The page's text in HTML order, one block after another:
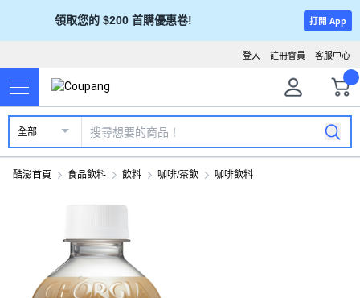
領取您的 $200 首購優惠卷! 打開 App
客服中心
註冊會員
登入
全部
酷澎首頁 食品飲料 飲料 咖啡/茶飲 咖啡飲料